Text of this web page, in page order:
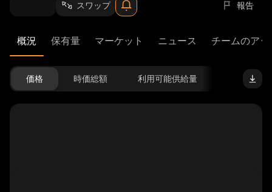
スワップ 報告
概況 保有量 マーケット ニュース チームのア
価格 時価総額 利用可能供給量